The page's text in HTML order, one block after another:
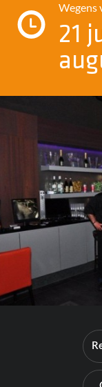
Wegens
21